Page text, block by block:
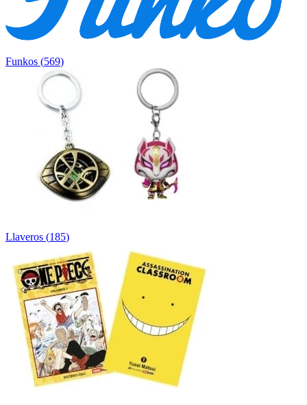
Funkos (569)
Llaveros (185)